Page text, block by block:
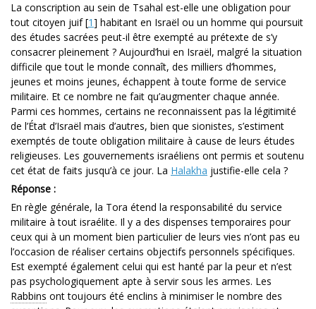
La conscription au sein de Tsahal est-elle une obligation pour
tout citoyen juif[1] habitant en Israël ou un homme qui poursuit
des études sacrées peut-il être exempté au prétexte de s’y
consacrer pleinement ? Aujourd’hui en Israël, malgré la situation
difficile que tout le monde connaît, des milliers d’hommes,
jeunes et moins jeunes, échappent à toute forme de service
militaire. Et ce nombre ne fait qu’augmenter chaque année.
Parmi ces hommes, certains ne reconnaissent pas la légitimité
de l’État d’Israël mais d’autres, bien que sionistes, s’estiment
exemptés de toute obligation militaire à cause de leurs études
religieuses. Les gouvernements israéliens ont permis et soutenu
cet état de faits jusqu’à ce jour. La Halakha justifie-elle cela ?
Réponse :
En règle générale, la Tora étend la responsabilité du service
militaire à tout israélite. Il y a des dispenses temporaires pour
ceux qui à un moment bien particulier de leurs vies n’ont pas eu
l’occasion de réaliser certains objectifs personnels spécifiques.
Est exempté également celui qui est hanté par la peur et n’est
pas psychologiquement apte à servir sous les armes. Les
Rabbins ont toujours été enclins à minimiser le nombre des